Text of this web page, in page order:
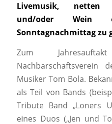
Livemusik, netten
und/oder Wein
Sonntagnachmittag zu
Zum
Nachbarschaftsverein
Musiker Tom Bola.
als Teil von Bands
Tribute Band „Loners
eines Duos („Jen und